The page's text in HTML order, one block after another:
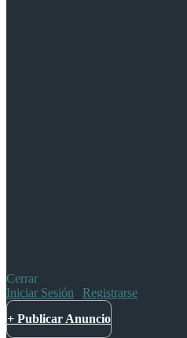
Cerrar
Iniciar Sesión
Registrarse
+ Publicar Anuncio